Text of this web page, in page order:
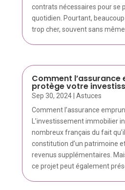
contrats nécessaires pour se
quotidien. Pourtant,
trop cher, souvent sans même
Comment l’assurance
protège votre
Sep 30, 2024| Astuces
Comment l’assurance
L’investissement immobilier
nombreux français du fait
constitution d’un patrimoine
revenus supplémentaires.
ce projet peut également